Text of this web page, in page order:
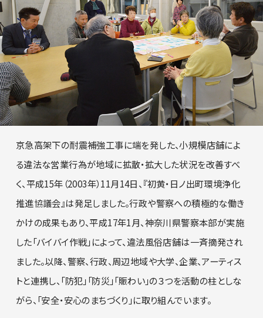
京急高架下の耐震補強工事に端を発した、小規模店舗によ
る違法な営業行為が地域に拡散・拡大した状況を改善すべ
く、平成15年（2003年）11月14日、『初黄・日ノ出町環境浄化
推進協議会』は発足しました。行政や警察への積極的な働き
かけの成果もあり、平成17年1月、神奈川県警察本部が実施
した「バイバイ作戦」によって、違法風俗店舗は一斉摘発され
ました。以降、警察、行政、周辺地域や大学、企業、アーティス
トと連携し、「防犯」「防災」「賑わい」の３つを活動の柱としな
がら、「安全・安心のまちづくり」に取り組んでいます。